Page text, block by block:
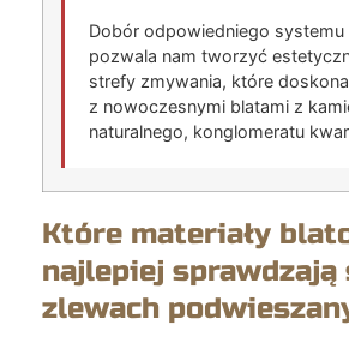
Dobór odpowiedniego systemu
pozwala nam tworzyć
strefy zmywania, które
z nowoczesnymi blatami z
naturalnego, konglomeratu
Które materiały
najlepiej sprawdzają
zlewach